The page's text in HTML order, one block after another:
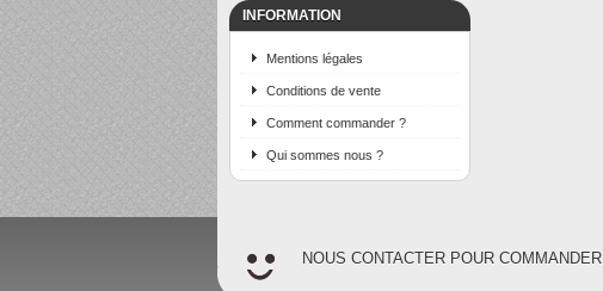
INFORMATION
Mentions légales
Conditions de vente
Comment commander ?
Qui sommes nous ?
NOUS CONTACTER POUR COMMANDER